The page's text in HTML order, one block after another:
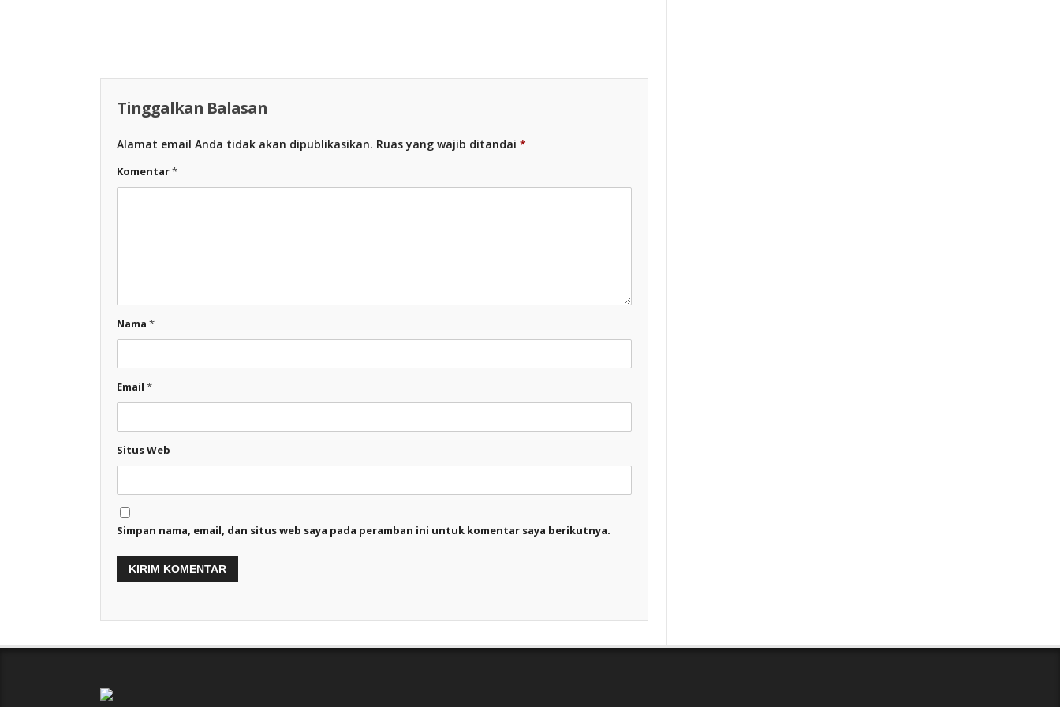
Tinggalkan Balasan
Alamat email Anda tidak akan dipublikasikan. Ruas yang wajib ditandai *
Komentar*
Nama *
Email *
Situs Web
Simpan nama, email, dan situs web saya pada peramban ini untuk komentar saya berikutnya.